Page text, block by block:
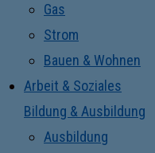
Gas
Strom
Bauen & Wohnen
Arbeit & Soziales
Bildung & Ausbildung
Ausbildung